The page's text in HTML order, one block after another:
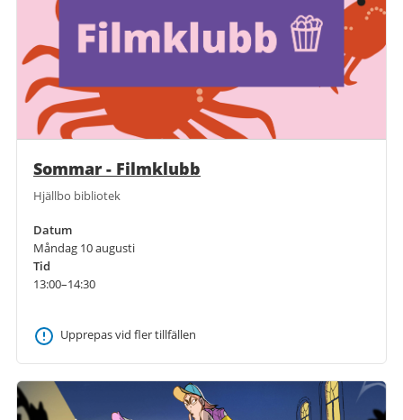
Sommar - Filmklubb
Hjällbo bibliotek
Datum
Måndag 10 augusti
Tid
13:00–14:30
Upprepas vid fler tillfällen